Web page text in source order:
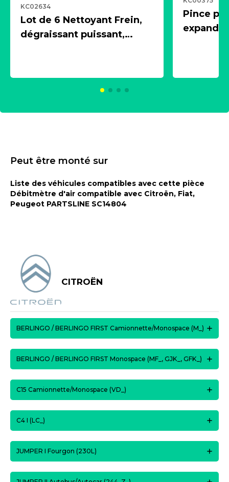
KC02634
Lot de 6 Nettoyant Frein,
dégraissant puissant,
Pince
Peut être monté sur
Liste des véhicules compatibles avec cette pièce
Débitmètre d'air compatible avec Citroën, Fiat,
Peugeot PARTSLINE SC14804
CITROËN
BERLINGO / BERLINGO FIRST Camionnette/Monospace (M_)
BERLINGO / BERLINGO FIRST Monospace (MF_, GJK_, GFK_)
C15 Camionnette/Monospace (VD_)
C4 I (LC_)
JUMPER I Fourgon (230L)